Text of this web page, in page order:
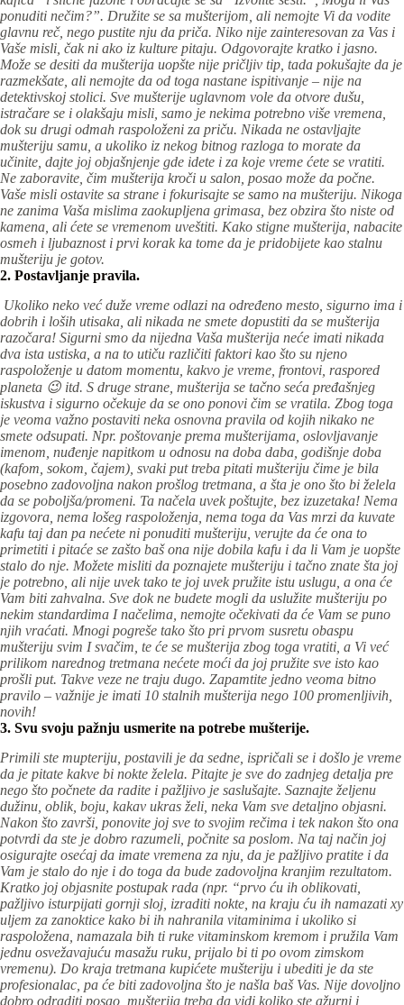
ponuditi nečim?”. Družite se sa mušterijom, ali nemojte Vi da vodite
glavnu reč, nego pustite nju da priča. Niko nije zainteresovan za Vas i
Vaše misli, čak ni ako iz kulture pitaju. Odgovorajte kratko i jasno.
Može se desiti da mušterija uopšte nije pričljiv tip, tada pokušajte da je
razmekšate, ali nemojte da od toga nastane ispitivanje – nije na
detektivskoj stolici. Sve mušterije uglavnom vole da otvore dušu,
istračare se i olakšaju misli, samo je nekima potrebno više vremena,
dok su drugi odmah raspoloženi za priču. Nikada ne ostavljajte
mušteriju samu, a ukoliko iz nekog bitnog razloga to morate da
učinite, dajte joj objašnjenje gde idete i za koje vreme ćete se vratiti.
Ne zaboravite, čim mušterija kroči u salon, posao može da počne.
Vaše misli ostavite sa strane i fokurisajte se samo na mušteriju. Nikoga
ne zanima Vaša mislima zaokupljena grimasa, bez obzira što niste od
kamena, ali ćete se vremenom uveštiti. Kako stigne mušterija, nabacite
osmeh i ljubaznost i prvi korak ka tome da je pridobijete kao stalnu
mušteriju je gotov.
2. Postavljanje pravila.
Ukoliko neko već duže vreme odlazi na određeno mesto, sigurno ima i
dobrih i loših utisaka, ali nikada ne smete dopustiti da se mušterija
razočara! Sigurni smo da nijedna Vaša mušterija neće imati nikada
dva ista ustiska, a na to utiču različiti faktori kao što su njeno
raspoloženje u datom momentu, kakvo je vreme, frontovi, raspored
planeta 😉 itd. S druge strane, mušterija se tačno seća pređašnjeg
iskustva i sigurno očekuje da se ono ponovi čim se vratila. Zbog toga
je veoma važno postaviti neka osnovna pravila od kojih nikako ne
smete odsupati. Npr. poštovanje prema mušterijama, oslovljavanje
imenom, nuđenje napitkom u odnosu na doba daba, godišnje doba
(kafom, sokom, čajem), svaki put treba pitati mušteriju čime je bila
posebno zadovoljna nakon prošlog tretmana, a šta je ono što bi želela
da se poboljša/promeni. Ta načela uvek poštujte, bez izuzetaka! Nema
izgovora, nema lošeg raspoloženja, nema toga da Vas mrzi da kuvate
kafu taj dan pa nećete ni ponuditi mušteriju, verujte da će ona to
primetiti i pitaće se zašto baš ona nije dobila kafu i da li Vam je uopšte
stalo do nje. Možete misliti da poznajete mušteriju i tačno znate šta joj
je potrebno, ali nije uvek tako te joj uvek pružite istu uslugu, a ona će
Vam biti zahvalna. Sve dok ne budete mogli da uslužite mušteriju po
nekim standardima I načelima, nemojte očekivati da će Vam se puno
njih vraćati. Mnogi pogreše tako što pri prvom susretu obaspu
mušteriju svim I svačim, te će se mušterija zbog toga vratiti, a Vi već
prilikom narednog tretmana nećete moći da joj pružite sve isto kao
prošli put. Takve veze ne traju dugo. Zapamtite jedno veoma bitno
pravilo – važnije je imati 10 stalnih mušterija nego 100 promenljivih,
novih!
3. Svu svoju pažnju usmerite na potrebe mušterije.
Primili ste mupteriju, postavili je da sedne, ispričali se i došlo je vreme
da je pitate kakve bi nokte želela. Pitajte je sve do zadnjeg detalja pre
nego što počnete da radite i pažljivo je saslušajte. Saznajte željenu
dužinu, oblik, boju, kakav ukras želi, neka Vam sve detaljno objasni.
Nakon što završi, ponovite joj sve to svojim rečima i tek nakon što ona
potvrdi da ste je dobro razumeli, počnite sa poslom. Na taj način joj
osigurajte osećaj da imate vremena za nju, da je pažljivo pratite i da
Vam je stalo do nje i do toga da bude zadovoljna kranjim rezultatom.
Kratko joj objasnite postupak rada (npr. “prvo ću ih oblikovati,
pažljivo isturpijati gornji sloj, izraditi nokte, na kraju ću ih namazati xy
uljem za zanoktice kako bi ih nahranila vitaminima i ukoliko si
raspoložena, namazala bih ti ruke vitaminskom kremom i pružila Vam
jednu osvežavajuću masažu ruku, prijalo bi ti po ovom zimskom
vremenu). Do kraja tretmana kupićete mušteriju i ubediti je da ste
profesionalac, pa će biti zadovoljna što je našla baš Vas. Nije dovoljno
dobro odraditi posao, mušterija treba da vidi koliko ste ažurni i